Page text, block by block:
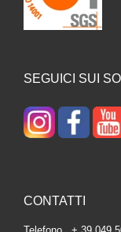
SEGUICI SUI
CONTATTI